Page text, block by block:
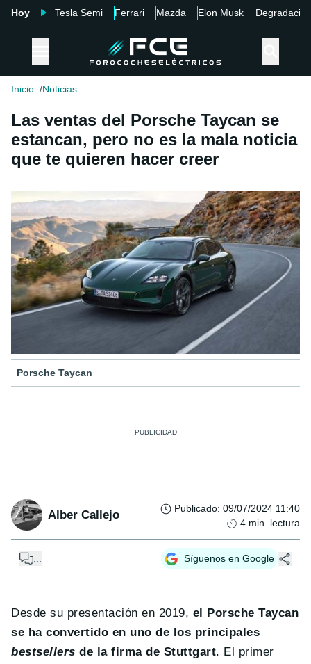
Hoy Tesla Semi Ferrari Mazda Elon Musk Degradación
Inicio Noticias
Las ventas del Porsche Taycan se
estancan, pero no es la mala noticia
que te quieren hacer creer
Porsche Taycan
Alber Callejo Publicado: 09/07/2024 11:40
4 min. lectura
... Síguenos en Google
Desde su presentación en 2019, el Porsche Taycan
se ha convertido en uno de los principales
bestsellers de la firma de Stuttgart. El primer